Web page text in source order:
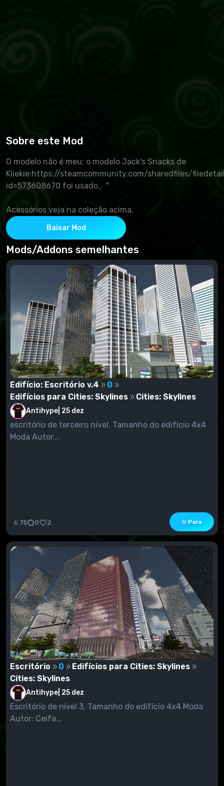
Sobre este Mod
O modelo não é meu; o modelo Jack's Snacks de
Kliekie:https://steamcommunity.com/sharedfiles/
id=573608670 foi usado。"
Acessórios veja na coleção acima.
Baixar Mod
Mods/Addons semelhantes
Edifício: Escritório v.4
0
Edifícios para Cities: Skylines
Cities: Skylines
Antihype 25 dez
escritório de terceiro nível. Tamanho do edifício 4x4
Moda Autor...
75 0 2 Ir Para
Escritório 0
Edifícios para Cities: Skylines
Cities: Skylines
Antihype 25 dez
Escritório de nível 3. Tamanho do edifício 4x4 Moda
Autor: Ceifa...